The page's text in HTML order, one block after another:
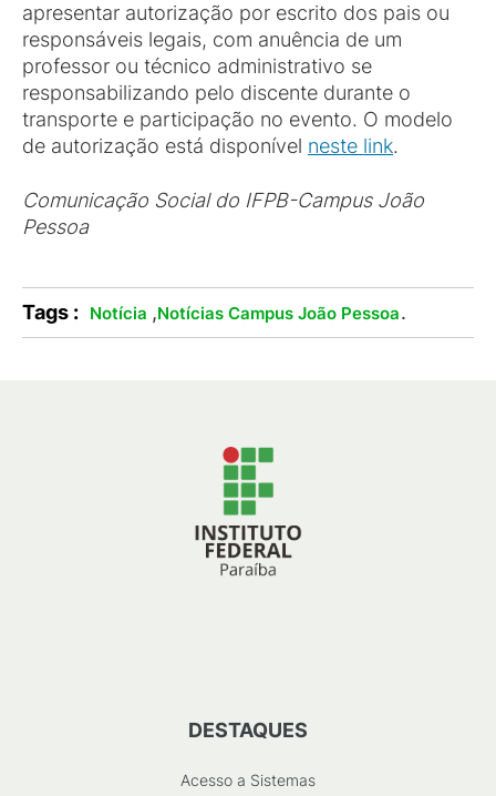
apresentar autorização por escrito dos pais ou
responsáveis legais, com anuência de um
professor ou técnico administrativo se
responsabilizando pelo discente durante o
transporte e participação no evento. O modelo
de autorização está disponível neste link.
Comunicação Social do IFPB-Campus João
Pessoa
Tags : Notícia ,Notícias Campus João Pessoa.
DESTAQUES
Acesso a Sistemas